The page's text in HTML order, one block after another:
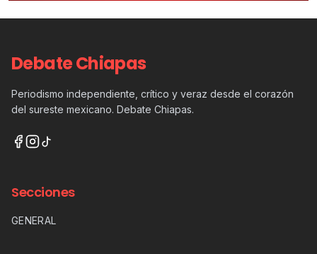
Debate Chiapas
Periodismo independiente, crítico y veraz desde el corazón
del sureste mexicano. Debate Chiapas.
Secciones
GENERAL